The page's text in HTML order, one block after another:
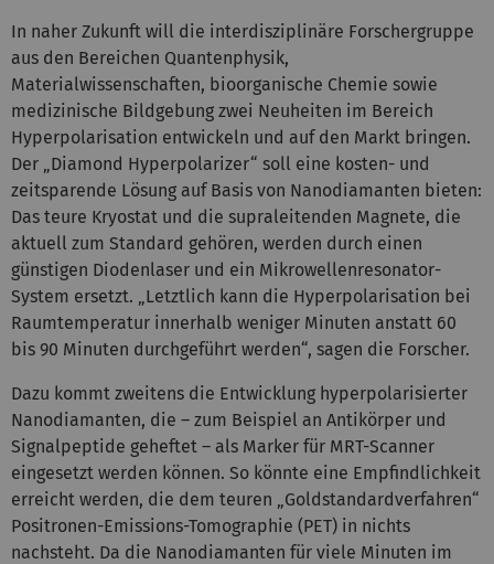
In naher Zukunft will die interdisziplinäre Forschergruppe
aus den Bereichen Quantenphysik,
Materialwissenschaften, bioorganische Chemie sowie
medizinische Bildgebung zwei Neuheiten im Bereich
Hyperpolarisation entwickeln und auf den Markt bringen.
Der „Diamond Hyperpolarizer“ soll eine kosten- und
zeitsparende Lösung auf Basis von Nanodiamanten bieten:
Das teure Kryostat und die supraleitenden Magnete, die
aktuell zum Standard gehören, werden durch einen
günstigen Diodenlaser und ein Mikrowellenresonator-
System ersetzt. „Letztlich kann die Hyperpolarisation bei
Raumtemperatur innerhalb weniger Minuten anstatt 60
bis 90 Minuten durchgeführt werden“, sagen die Forscher.
Dazu kommt zweitens die Entwicklung hyperpolarisierter
Nanodiamanten, die – zum Beispiel an Antikörper und
Signalpeptide geheftet – als Marker für MRT-Scanner
eingesetzt werden können. So könnte eine Empfindlichkeit
erreicht werden, die dem teuren „Goldstandardverfahren“
Positronen-Emissions-Tomographie (PET) in nichts
nachsteht. Da die Nanodiamanten für viele Minuten im